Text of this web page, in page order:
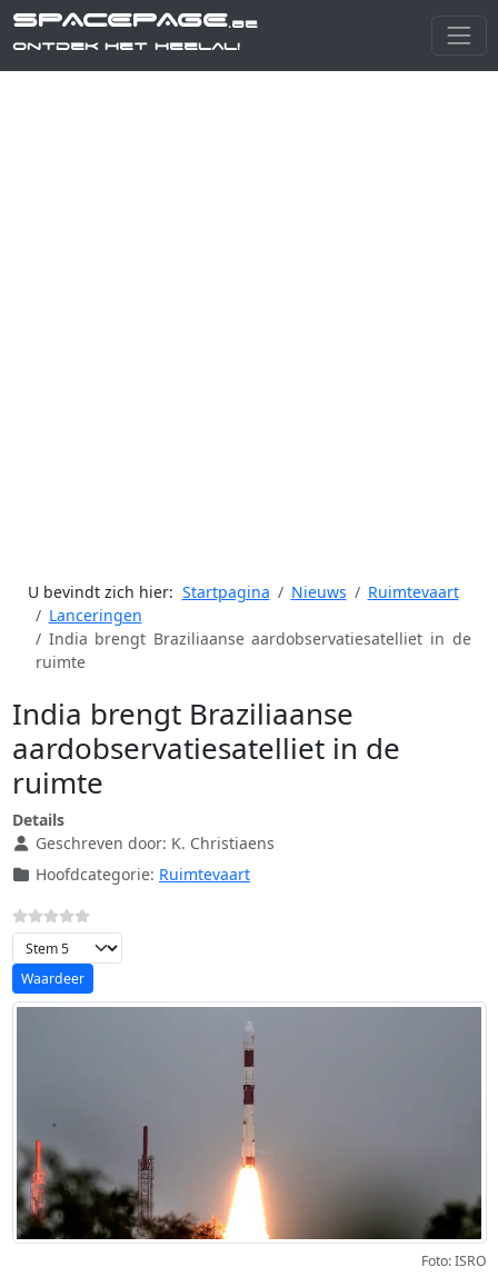
SPACEPAGE.be
Ontdek het heelal!
U bevindt zich hier: Startpagina Nieuws
Ruimtevaart
Lanceringen
India brengt Braziliaanse aardobservatiesatelliet in de
ruimte
India brengt Braziliaanse
aardobservatiesatelliet in de
ruimte
Details
Geschreven door: K. Christiaens
Hoofdcategorie: Ruimtevaart
Voeg waardering toe
Foto: ISRO